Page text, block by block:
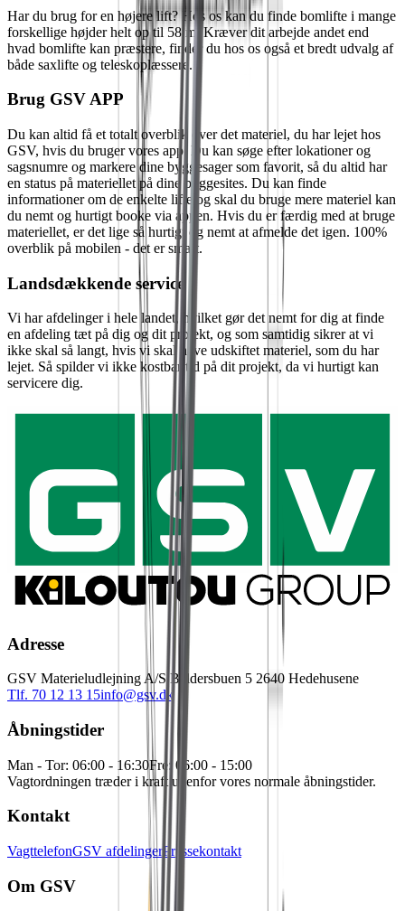
Har du brug for en højere lift? Hos os kan du finde bomlifte i mange
forskellige højder helt op til 58 m. Kræver dit arbejde andet end
hvad bomlifte kan præstere, finder du hos os også et bredt udvalg af
både saxlifte og teleskoplæssere.
Brug GSV APP
Du kan altid få et totalt overblik over det materiel, du har lejet hos
GSV, hvis du bruger vores app. Du kan søge efter lokationer og
sagsnumre og markere dine byggesager som favorit, så du altid har
en status på materiellet på dine byggesites. Du kan finde
informationer om de enkelte lifte og skal du bruge mere materiel kan
du nemt og hurtigt booke via appen. Hvis du er færdig med at bruge
materiellet, er det lige så hurtigt og nemt at afmelde det igen. 100%
overblik på mobilen - det er smart.
Landsdækkende service
Vi har afdelinger i hele landet, hvilket gør det nemt for dig at finde
en afdeling tæt på dig og dit projekt, og som samtidig sikrer at vi
ikke skal så langt, hvis vi skal have udskiftet materiel, som du har
lejet. Så spilder vi ikke kostbar tid på dit projekt, da vi hurtigt kan
servicere dig.
Adresse
GSV Materieludlejning A/S Baldersbuen 5 2640 Hedehusene
Tlf. 70 12 13 15info@gsv.dk
Åbningstider
Man - Tor: 06:00 - 16:30Fre: 06:00 - 15:00
Vagtordningen træder i kraft udenfor vores normale åbningstider.
Kontakt
VagttelefonGSV afdelingerPressekontakt
Om GSV